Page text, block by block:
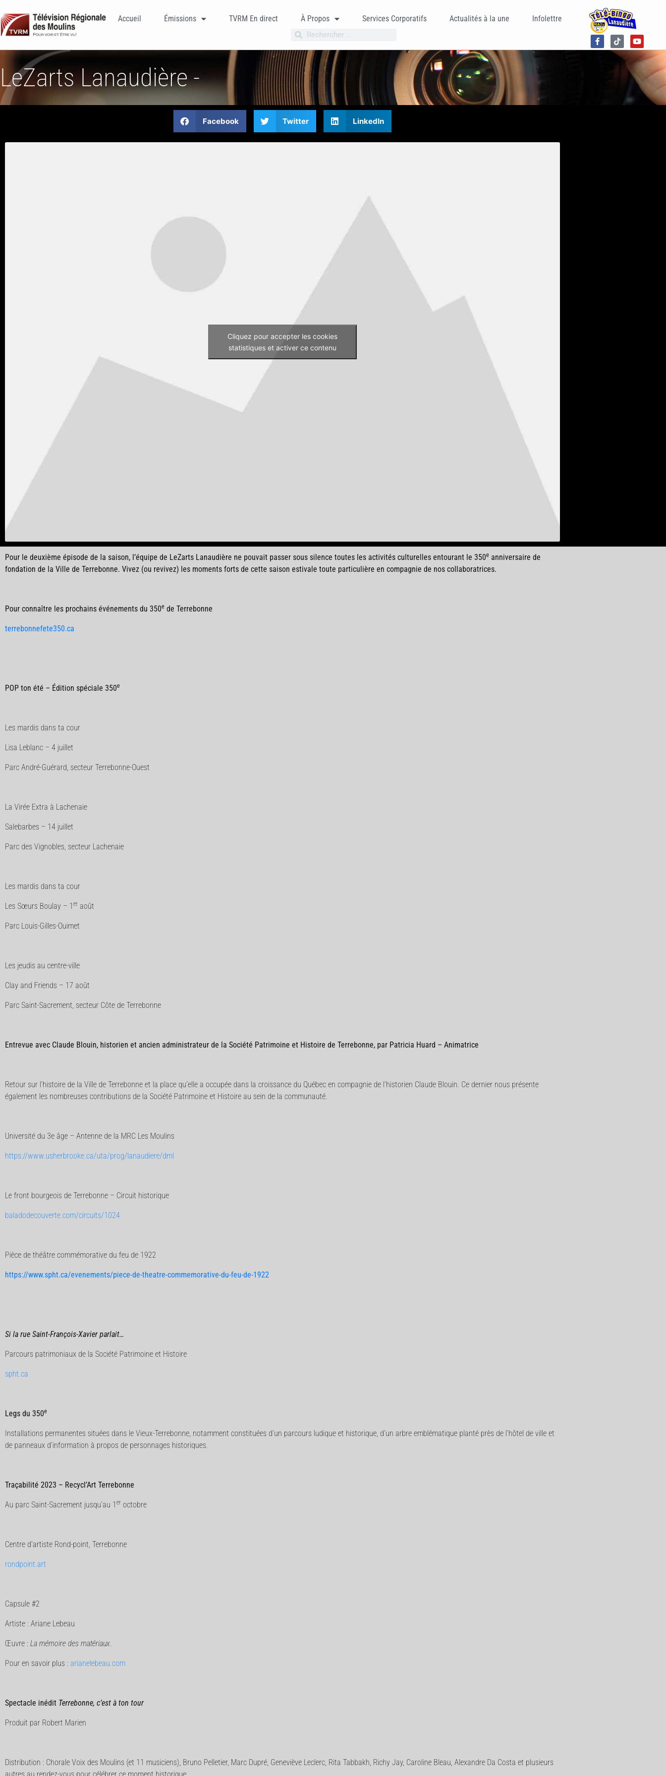
Accueil Émissions TVRM En direct À Propos Services Corporatifs Actualités à la une Infolettre
LeZarts Lanaudière -
Facebook Twitter LinkedIn
Cliquez pour accepter les cookies
statistiques et activer ce contenu
Pour le deuxième épisode de la saison, l’équipe de LeZarts Lanaudière ne pouvait passer sous silence toutes les activités culturelles entourant le 350e anniversaire de
fondation de la Ville de Terrebonne. Vivez (ou revivez) les moments forts de cette saison estivale toute particulière en compagnie de nos collaboratrices.
Pour connaître les prochains événements du 350e de Terrebonne
terrebonnefete350.ca
POP ton été – Édition spéciale 350e
Les mardis dans ta cour
Lisa Leblanc – 4 juillet
Parc André-Guérard, secteur Terrebonne-Ouest
La Virée Extra à Lachenaie
Salebarbes – 14 juillet
Parc des Vignobles, secteur Lachenaie
Les mardis dans ta cour
Les Sœurs Boulay – 1 er août
Parc Louis-Gilles-Ouimet
Les jeudis au centre-ville
Clay and Friends – 17 août
Parc Saint-Sacrement, secteur Côte de Terrebonne
Entrevue avec Claude Blouin, historien et ancien administrateur de la Société Patrimoine et Histoire de Terrebonne, par Patricia Huard – Animatrice
Retour sur l’histoire de la Ville de Terrebonne et la place qu’elle a occupée dans la croissance du Québec en compagnie de l’historien Claude Blouin. Ce dernier nous présente
également les nombreuses contributions de la Société Patrimoine et Histoire au sein de la communauté.
Université du 3e âge – Antenne de la MRC Les Moulins
https://www.usherbrooke.ca/uta/prog/lanaudiere/dml
Le front bourgeois de Terrebonne – Circuit historique
baladodecouverte.com/circuits/1024
Pièce de théâtre commémorative du feu de 1922
https://www.spht.ca/evenements/piece-de-theatre-commemorative-du-feu-de-1922
Si la rue Saint-François-Xavier parlait…
Parcours patrimoniaux de la Société Patrimoine et Histoire
spht.ca
Legs du 350e
Installations permanentes situées dans le Vieux-Terrebonne, notamment constituées d’un parcours ludique et historique, d’un arbre emblématique planté près de l’hôtel de ville et
de panneaux d’information à propos de personnages historiques.
Traçabilité 2023 – Recycl’Art Terrebonne
Au parc Saint-Sacrement jusqu’au 1 er octobre
Centre d’artiste Rond-point, Terrebonne
rondpoint.art
Capsule #2
Artiste : Ariane Lebeau
Œuvre : La mémoire des matériaux.
Pour en savoir plus : arianelebeau.com
Spectacle inédit Terrebonne, c’est à ton tour
Produit par Robert Marien
Distribution : Chorale Voix des Moulins (et 11 musiciens), Bruno Pelletier, Marc Dupré, Geneviève Leclerc, Rita Tabbakh, Richy Jay, Caroline Bleau, Alexandre Da Costa et plusieurs